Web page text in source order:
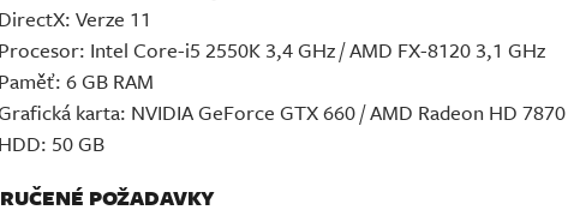
DirectX: Verze 11
Procesor: Intel Core-i5 2550K 3,4 GHz / AMD FX-8120 3,1 GHz
Paměť: 6 GB RAM
karta: NVIDIA GeForce GTX 660 / AMD Radeon HD 7870
HDD: 50 GB
POŽADAVKY